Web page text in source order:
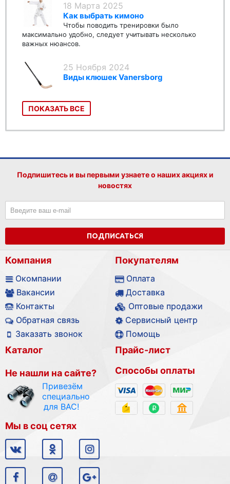
18 Марта 2025
Как выбрать кимоно
Чтобы поводить тренировки было
максимально удобно, следует учитывать несколько
важных нюансов.
25 Ноября 2024
Виды клюшек Vanersborg
ПОКАЗАТЬ ВСЕ
Подпишитесь и вы первыми узнаете о наших акциях и
новостях
ПОДПИСАТЬСЯ
Компания
Окомпании
Вакансии
Контакты
Обратная связь
Заказать звонок
Покупателям
Оплата
Доставка
Оптовые продажи
Сервисный центр
Помощь
Каталог
Не нашли на сайте?
Привезём
специально
для ВАС!
Прайс-лист
Способы оплаты
Мы в соц сетях